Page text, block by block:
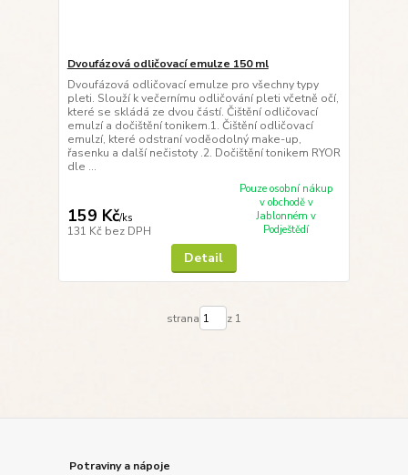
Dvoufázová odličovací emulze 150 ml
Dvoufázová odličovací emulze pro všechny typy
pleti. Slouží k večernímu odličování pleti včetně očí,
které se skládá ze dvou částí. Čištění odličovací
emulzí a dočištění tonikem.1. Čištění odličovací
emulzí, které odstraní voděodolný make-up,
řasenku a další nečistoty .2. Dočištění tonikem RYOR
dle ...
159 Kč/ks
131 Kč bez DPH
Pouze osobní nákup
v obchodě v
Jablonném v
Podještědí
Detail
strana z 1
Potraviny a nápoje